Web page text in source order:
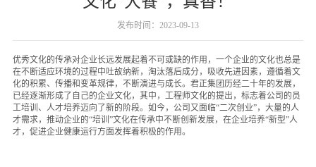
公司新闻
党群动态
君正产业
投资者关系
发布时间：2023-09-13
优秀文化的传承对企业长远发展起着不可或缺的作用，一个企业的文化也总是
在不断适应环境的过程中吐故纳新，淘汰落后成分，吸收先进因素，遵循着文
化的积累、传播和变革规律，不断演进与成长。君正集团历经二十年的发展，
已经逐渐形成了自己的企业文化，其中，工程师文化的提出，标志着公司的员
工培训、人才培养迈向了新的阶段。如今，公司又面临“二次创业”，大量的人
才需求，推动企业的“培训”文化在传承中不断创新发展，在企业培养“新型”人
才，促进企业健康运行方面发挥着积极的作用。